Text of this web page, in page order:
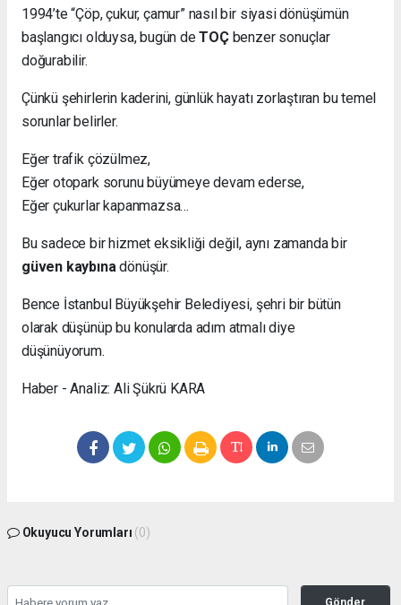
1994’te “Çöp, çukur, çamur” nasıl bir siyasi dönüşümün
başlangıcı olduysa, bugün deTOÇbenzer sonuçlar
doğurabilir.
Çünkü şehirlerin kaderini, günlük hayatı zorlaştıran bu temel
sorunlar belirler.
Eğer trafik çözülmez,
Eğer otopark sorunu büyümeye devam ederse,
Eğer çukurlar kapanmazsa…
Bu sadece bir hizmet eksikliği değil, aynı zamanda bir
güven kaybına dönüşür.
Bence İstanbul Büyükşehir Belediyesi, şehri bir bütün
olarak düşünüp bu konularda adım atmalı diye
düşünüyorum.
Haber - Analiz: Ali Şükrü KARA
Okuyucu Yorumları (0)
Gönder